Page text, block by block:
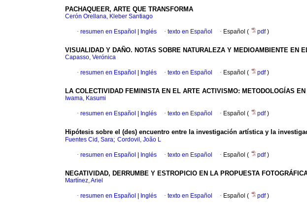
PACHAQUEER, ARTE QUE TRANSFORMA
Cerón Orellana, Kleber Santiago
· resumen en Español Inglés · texto en Español · Español ( pdf)
VISUALIDAD Y DAÑO. NOTAS SOBRE NATURALEZA Y MEDIOAMBIENTE EN
Capasso, Verónica
· resumen en Español Inglés · texto en Español · Español ( pdf)
LA COLECTIVIDAD FEMINISTA EN EL ARTE ACTIVISMO: METODOLOGÍAS
Iwama, Kasumi
· resumen en Español Inglés · texto en Español · Español ( pdf)
Hipótesis sobre el (des) encuentro entre la investigación artística y la
Fuentes Cid, Sara; Cordovil, João L
· resumen en Español Inglés · texto en Español · Español ( pdf)
NEGATIVIDAD, DERRUMBE Y ESTROPICIO EN LA PROPUESTA
Martínez, Ariel
· resumen en Español Inglés · texto en Español · Español ( pdf)